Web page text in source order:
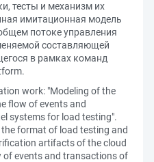
тесты и механизм их
имитационная модель
потоке управления
составляющей
в рамках команд
work: "Modeling of the
flow of events and
systems for load testing".
format of load testing and
artifacts of the cloud
events and transactions of